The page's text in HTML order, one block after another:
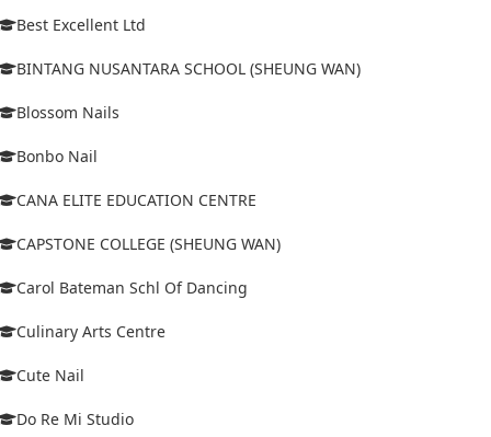
Best Excellent Ltd
BINTANG NUSANTARA SCHOOL (SHEUNG WAN)
Blossom Nails
Bonbo Nail
CANA ELITE EDUCATION CENTRE
CAPSTONE COLLEGE (SHEUNG WAN)
Carol Bateman Schl Of Dancing
Culinary Arts Centre
Cute Nail
Do Re Mi Studio